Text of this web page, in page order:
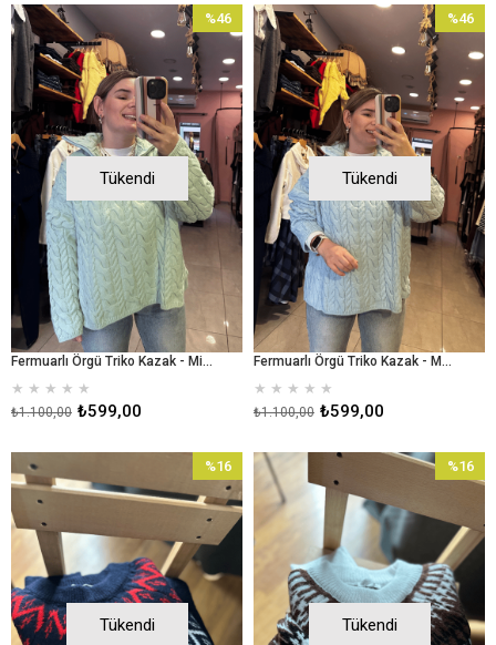
Tükendi
Fermuarlı Örgü Triko Kazak - Mint Yeşili
★ ★ ★ ★ ★
₺599,00
₺1.100,00
%46
İndirim
%46İndirim
Tükendi
Fermuarlı Örgü Triko Kazak - Mavi
★ ★ ★ ★ ★
₺599,00
₺1.100,00
%46
İndirim
Tükendi
%16
İndirim
%16İndirim
Tükendi
%16